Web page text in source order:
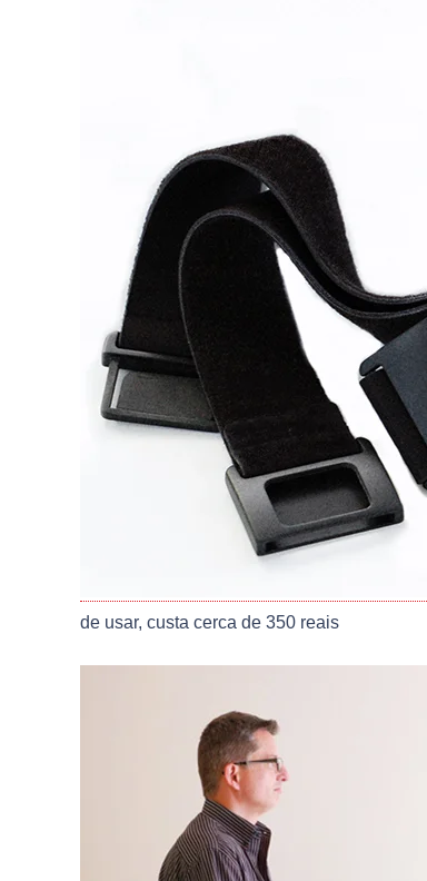
de usar, custa cerca de 350 reais